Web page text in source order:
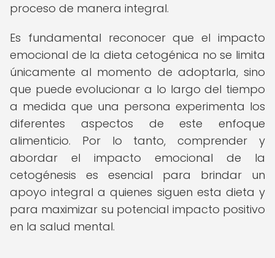
proceso de manera integral.
Es fundamental reconocer que el impacto
emocional de la dieta cetogénica no se limita
únicamente al momento de adoptarla, sino
que puede evolucionar a lo largo del tiempo
a medida que una persona experimenta los
diferentes aspectos de este enfoque
alimenticio. Por lo tanto, comprender y
abordar el impacto emocional de la
cetogénesis es esencial para brindar un
apoyo integral a quienes siguen esta dieta y
para maximizar su potencial impacto positivo
en la salud mental.